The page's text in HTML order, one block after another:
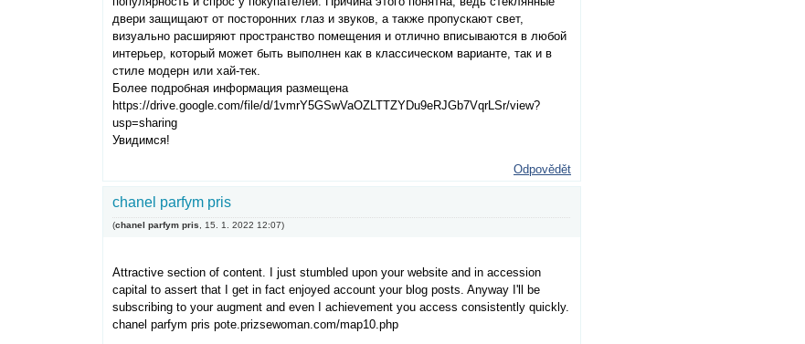
двери защищают от посторонних глаз и звуков, а также пропускают свет,
визуально расширяют пространство помещения и отлично вписываются в любой
интерьер, который может быть выполнен как в классическом варианте, так и в
стиле модерн или хай-тек.
Более подробная информация размещена
https://drive.google.com/file/d/1vmrY5GSwVaOZLTTZYDu9eRJGb7VqrLSr/view?
usp=sharing
Увидимся!
Odpovědět
chanel parfym pris
(chanel parfym pris 15. 1. 2022 12:07)
Attractive section of content. I just stumbled upon your website and in accession
capital to assert that I get in fact enjoyed account your blog posts. Anyway I'll be
subscribing to your augment and even I achievement you access consistently quickly.
chanel parfym pris pote.prizsewoman.com/map10.php